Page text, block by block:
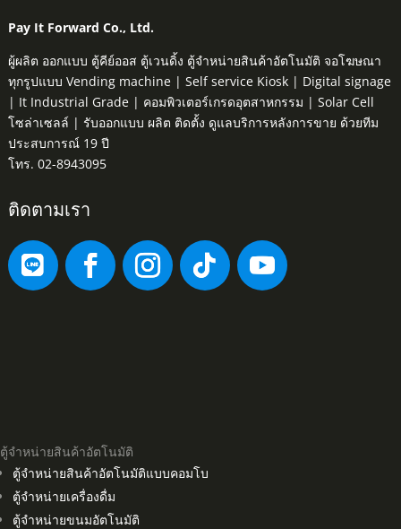
Pay It Forward Co., Ltd.
ผู้ผลิต ออกแบบ ตู้คีย์ออส ตู้เวนดิ้ง ตู้จำหน่ายสินค้าอัตโนมัติ จอโฆษณา
ทุกรูปแบบ Vending machine | Self service Kiosk | Digital signage
| It Industrial Grade | คอมพิวเตอร์เกรดอุตสาหกรรม | Solar Cell
โซล่าเซลล์ | รับออกแบบ ผลิต ติดตั้ง ดูแลบริการหลังการขาย ด้วยทีม
ประสบการณ์ 19 ปี
โทร. 02-8943095
ติดตามเรา
ตู้จำหน่ายสินค้าอัตโนมัติ
ตู้จำหน่ายสินค้าอัตโนมัติแบบคอมโบ
ตู้จำหน่ายเครื่องดื่ม
ตู้จำหน่ายขนมอัตโนมัติ